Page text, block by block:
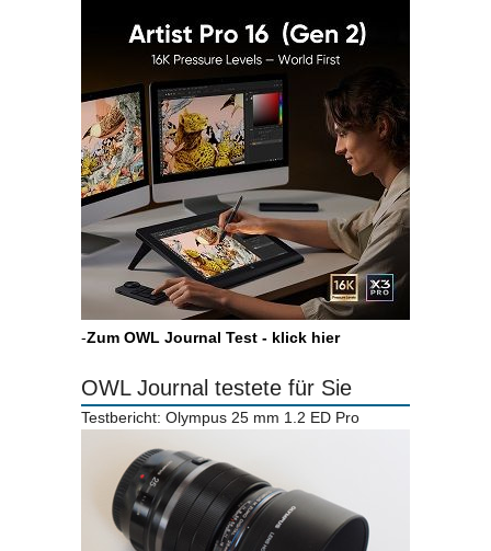
-Zum OWL Journal Test - klick hier
OWL Journal testete für Sie
Testbericht: Olympus 25 mm 1.2 ED Pro